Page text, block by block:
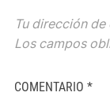
Tu dirección
Los campos
COMENTARIO *